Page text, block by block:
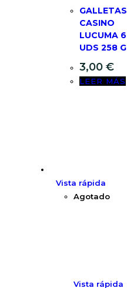
GALLETAS
CASINO
LUCUMA 6
UDS 258 G
3,00 €
LEER MÁS
Vista rápida
Agotado
Vista rápida